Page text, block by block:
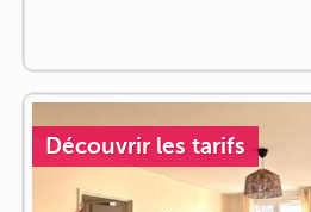
Découvrir les tarifs